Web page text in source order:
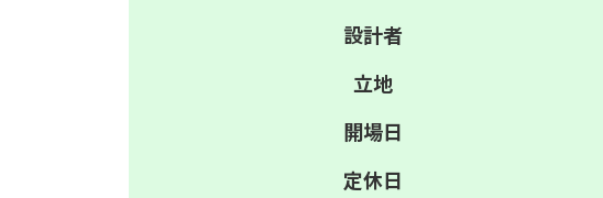
設計者
立地
開場日
定休日